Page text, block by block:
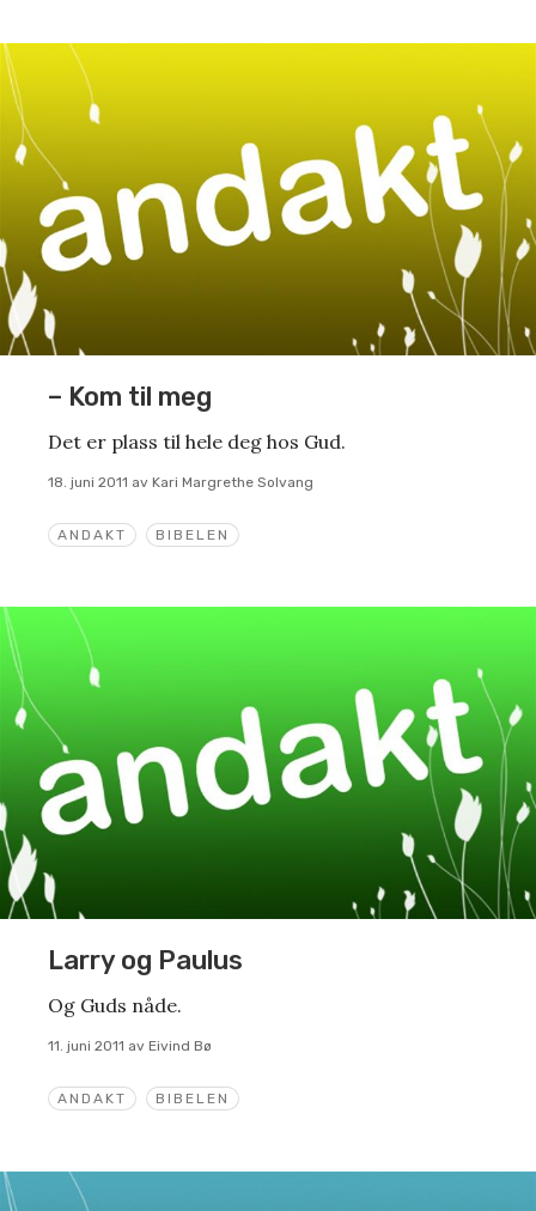
ANDAKT BIBELEN
– Kom til meg
Det er plass til hele deg hos Gud.
18. juni 2011 av Kari Margrethe Solvang
ANDAKT BIBELEN
Larry og Paulus
Og Guds nåde.
11. juni 2011 av Eivind Bø